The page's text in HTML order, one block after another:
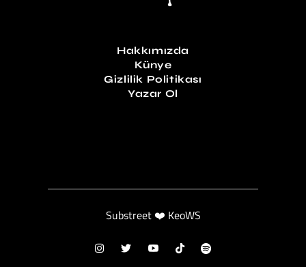
Hakkımızda
Künye
Gizlilik Politikası
Yazar Ol
Substreet ❤️ KeoWS